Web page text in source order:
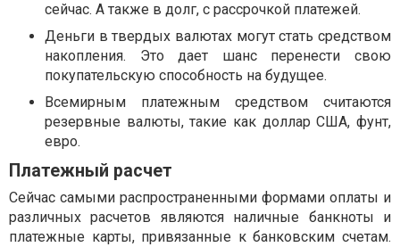
сейчас. А также в долг, с рассрочкой платежей.
Деньги в твердых валютах могут стать средством
накопления. Это дает шанс перенести свою
покупательскую способность на будущее.
Всемирным платежным средством считаются
резервные валюты, такие как доллар США, фунт,
евро.
Платежный расчет
Сейчас самыми распространенными формами оплаты и
различных расчетов являются наличные банкноты и
платежные карты, привязанные к банковским счетам.